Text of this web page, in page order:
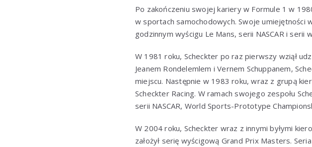
Po zakończeniu swojej kariery w Formule 1 w
w sportach samochodowych. Swoje umiejętności
godzinnym wyścigu Le Mans, serii NASCAR i serii
W 1981 roku, Scheckter po raz pierwszy wziął
Jeanem Rondelemlem i Vernem Schuppanem,
miejscu. Następnie w 1983 roku, wraz z grupą
Scheckter Racing. W ramach swojego zespołu
serii NASCAR, World Sports-Prototype
W 2004 roku, Scheckter wraz z innymi byłymi
założył serię wyścigową Grand Prix Masters.